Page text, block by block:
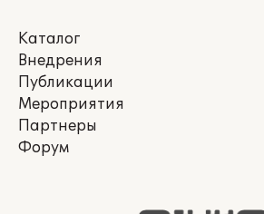
Каталог
Внедрения
Публикации
Мероприятия
Партнеры
Форум